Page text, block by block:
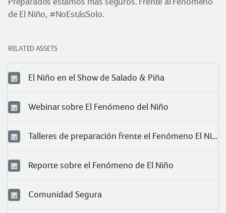
de El Niño, #NoEstásSolo.
RELATED ASSETS
El Niño en el Show de Salado & Piña
Webinar sobre El Fenómeno del Niño
Talleres de preparación frente el Fenómeno El Niño
Reporte sobre el Fenómeno de El Niño
Comunidad Segura